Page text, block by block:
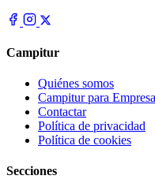
Campitur
Quiénes somos
Campitur para
Contactar
Política de privacidad
Política de cookies
Secciones